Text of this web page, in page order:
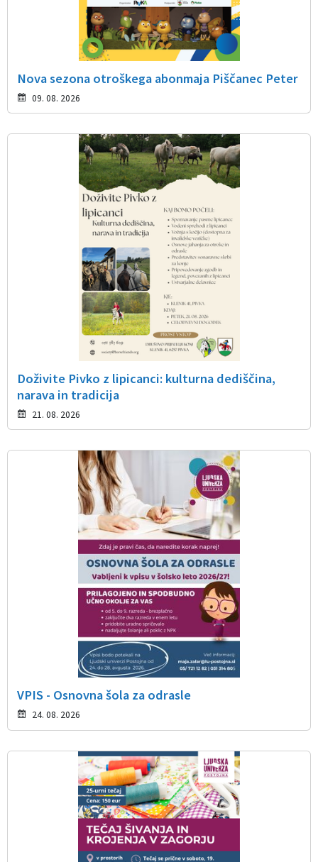
Nova sezona otroškega abonmaja Piščanec Peter
09. 08. 2026
Doživite Pivko z lipicanci: kulturna dediščina,
narava in tradicija
21. 08. 2026
VPIS - Osnovna šola za odrasle
24. 08. 2026